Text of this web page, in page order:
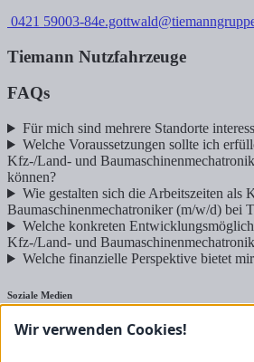
0421 59003-84
Tiemann Nutzfahrzeuge
FAQs
Für mich sind mehrere Standorte
Welche Voraussetzungen sollte ich
Kfz-/Land- und
können?
Wie gestalten sich die Arbeitszeiten als
Baumaschinenmechatroniker (m/w/d) bei
Welche konkreten
Kfz-/Land- und
Welche finanzielle Perspektive bietet
Soziale Medien
Nutzfahrzeuge
Wir verwenden Cookies!